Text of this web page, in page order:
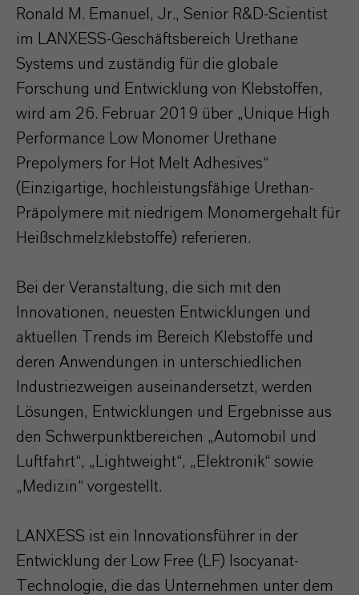
Ronald M. Emanuel, Jr., Senior R&D-Scientist
im LANXESS-Geschäftsbereich Urethane
Systems und zuständig für die globale
Forschung und Entwicklung von Klebstoffen,
wird am 26. Februar 2019 über „Unique High
Performance Low Monomer Urethane
Prepolymers for Hot Melt Adhesives“
(Einzigartige, hochleistungsfähige Urethan-
Präpolymere mit niedrigem Monomergehalt für
Heißschmelzklebstoffe) referieren.
Bei der Veranstaltung, die sich mit den
Innovationen, neuesten Entwicklungen und
aktuellen Trends im Bereich Klebstoffe und
deren Anwendungen in unterschiedlichen
Industriezweigen auseinandersetzt, werden
Lösungen, Entwicklungen und Ergebnisse aus
den Schwerpunktbereichen „Automobil und
Luftfahrt“, „Lightweight“, „Elektronik“ sowie
„Medizin“ vorgestellt.
LANXESS ist ein Innovationsführer in der
Entwicklung der Low Free (LF) Isocyanat-
Technologie, die das Unternehmen unter dem